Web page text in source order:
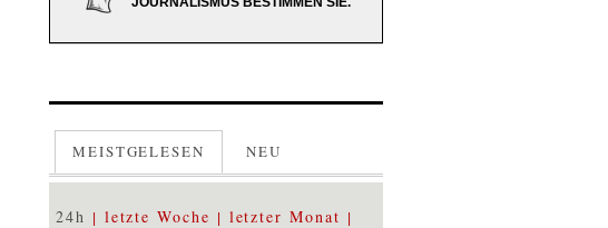
MEISTGELESEN NEU
24h letzte Woche letzter Monat